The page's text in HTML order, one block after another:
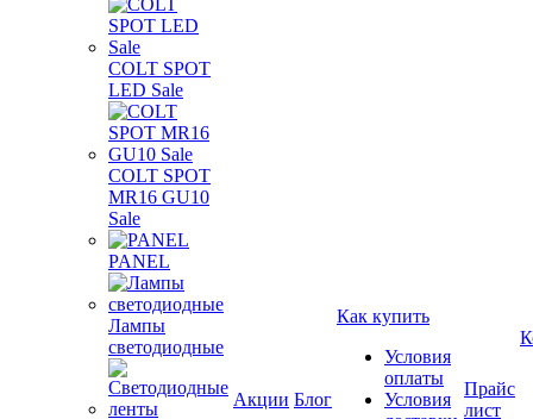
COLT SPOT
LED Sale
COLT SPOT
MR16 GU10
Sale
PANEL
Лампы
светодиодные
Акции Блог
Как купить
Условия
оплаты
Условия
Прайс
лист